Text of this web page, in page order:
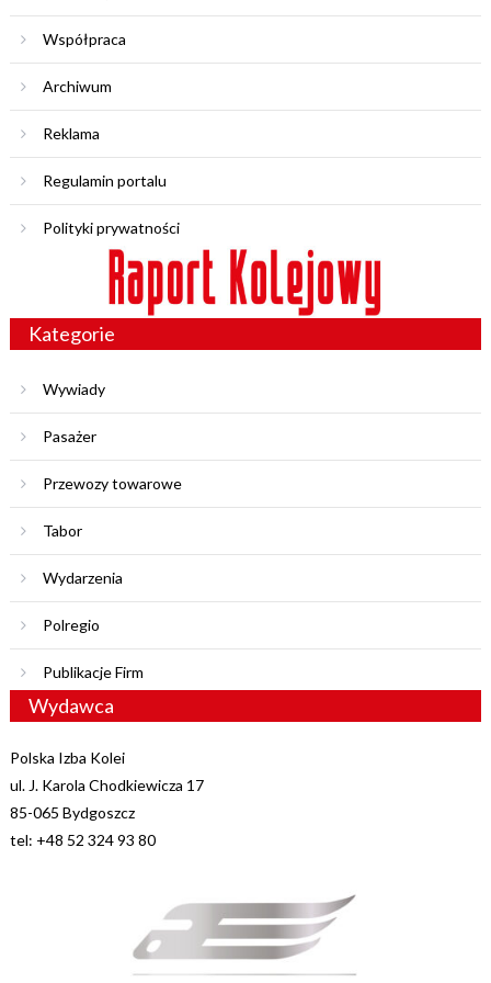
Współpraca
Archiwum
Reklama
Regulamin portalu
Polityki prywatności
Kategorie
Wywiady
Pasażer
Przewozy towarowe
Tabor
Wydarzenia
Polregio
Publikacje Firm
Wydawca
Polska Izba Kolei
ul. J. Karola Chodkiewicza 17
85-065 Bydgoszcz
tel: +48 52 324 93 80